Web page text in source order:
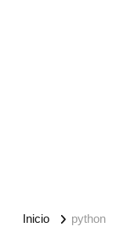
Inicio python